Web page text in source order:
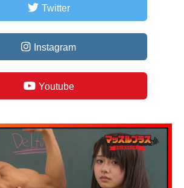
Twitter
Instagram
Youtube